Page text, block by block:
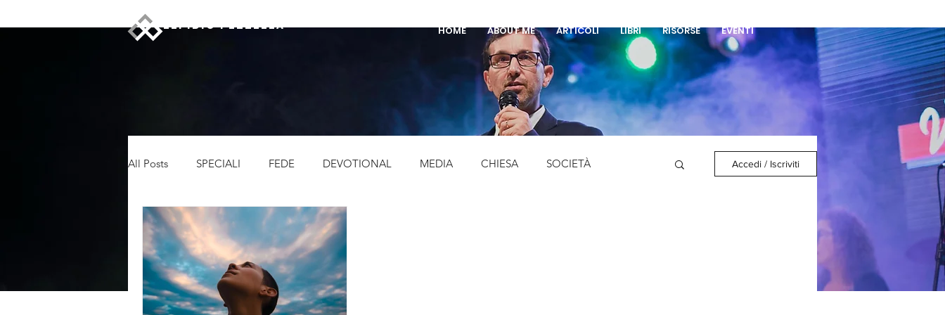
ELPIDIO PEZZELLA HOME ABOUT ME ARTICOLI LIBRI RISORSE EVENTI
All Posts SPECIALI FEDE DEVOTIONAL MEDIA CHIESA SOCIETÀ
LEADERSHIP RECENSIONI EVENTI
CRONACA NEWS DISCEPOLATO
Accedi / Iscriviti